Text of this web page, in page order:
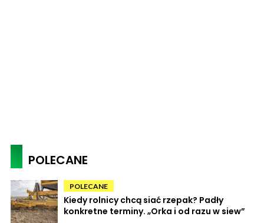
POLECANE
POLECANE
Kiedy rolnicy chcą siać rzepak? Padły
konkretne terminy. „Orka i od razu w siew”